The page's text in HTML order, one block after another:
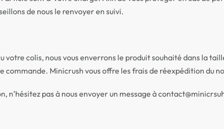
de nous le renvoyer en suivi.
votre colis, nous vous enverrons le produit souhaité dans la
commande. Minicrush vous offre les frais de réexpédition du
n’hésitez pas à nous envoyer un message à